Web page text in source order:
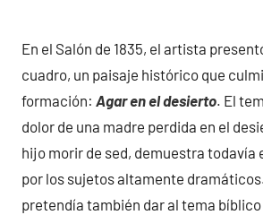
En el Salón de 1835, el artista
cuadro, un paisaje histórico que
formación: Agar en el desierto. El
dolor de una madre perdida en el
hijo morir de sed, demuestra todavía
por los sujetos altamente
pretendía también dar al tema